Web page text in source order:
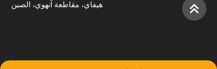
هيفاي، مقاطعة آنهوي، الصين